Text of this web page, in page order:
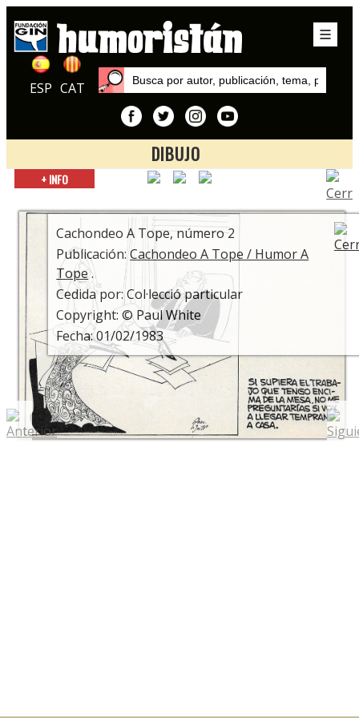
ESP CAT
DIBUJO
Inicio
Humor verde 1946-2020 Viñetas eróticas en la prensa
española
+ INFO
Cachondeo A Tope, número 2
Publicación:Cachondeo A Tope / Humor A
Tope.
Cedida por: Col·lecció particular
Copyright: © Paul White
Fecha: 01/02/1983